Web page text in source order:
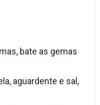
bate as gemas
aguardente e sal,